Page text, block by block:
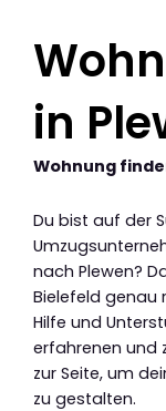
in
Wohnung
Du bist auf der
nach Plewen?
Bielefeld genau
Hilfe und
erfahrenen und
zur Seite, um
zu gestalten.